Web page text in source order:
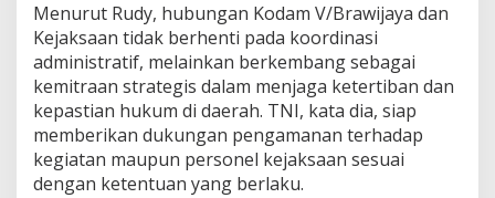
l
i
t
a
s
a
w
a
Menurut Rudy, hubungan Kodam V/Brawijaya dan
Kejaksaan tidak berhenti pada koordinasi
administratif, melainkan berkembang sebagai
kemitraan strategis dalam menjaga ketertiban dan
kepastian hukum di daerah. TNI, kata dia, siap
memberikan dukungan pengamanan terhadap
kegiatan maupun personel kejaksaan sesuai
dengan ketentuan yang berlaku.